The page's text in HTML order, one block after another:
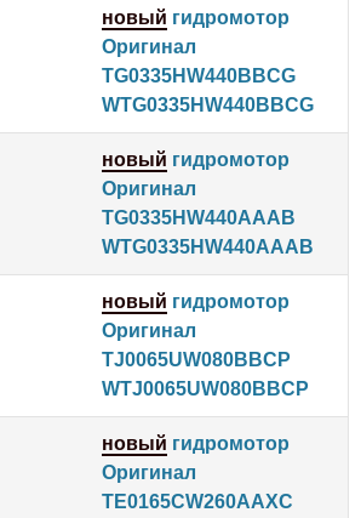
новый гидромотор
Оригинал
TG0335HW440BBCG
WTG0335HW440BBCG
новый гидромотор
Оригинал
TG0335HW440AAAB
WTG0335HW440AAAB
новый гидромотор
Оригинал
TJ0065UW080BBCP
WTJ0065UW080BBCP
новый гидромотор
Оригинал
TE0165CW260AAXC